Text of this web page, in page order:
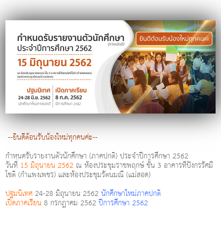
i
g
a
t
i
o
n
--ยินดีต้อนรับน้องใหม่ทุกคนค่ะ--
กำหนดรับรายงานตัวนักศึกษา (ภาคปกติ) ประจำปีการศึกษา 2562
วันที่ 15 มิถุนายน 2562 ณ ห้องประชุมราชพฤกษ์ ชั้น 3 อาคารทีปังกรรัศมี
โชติ (กำแพงเพชร) และห้องประชุมรัตนมณี (แม่สอด)
ปฐมนิเทศ24-28 มิถุนายน 2562นักศึกษาใหม่ภาคปกติ
เปิดภาคเรียน8 กรกฎาคม 2562ปีการศึกษา 2562